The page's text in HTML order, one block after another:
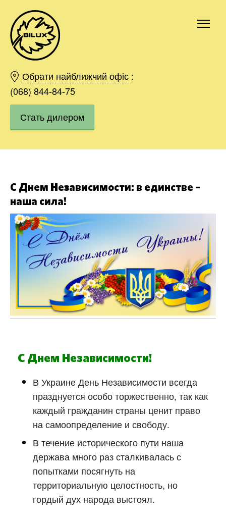
Обрати найближчий офіс :
(068) 844-84-75
Стать дилером
С Днем Независимости: в единстве –
наша сила!
С Днем Независимости!
В Украине День Независимости всегда
празднуется особо торжественно, так как
каждый гражданин страны ценит право
на самоопределение и свободу.
В течение исторического пути наша
держава много раз сталкивалась с
попытками посягнуть на
территориальную целостность, но
гордый дух народа выстоял.
Киев
Харьков
Одесса
Днепр
Ивано-Франковск
Область
Заказать